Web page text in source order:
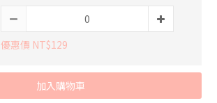
優惠價 NT$129
加入購物車